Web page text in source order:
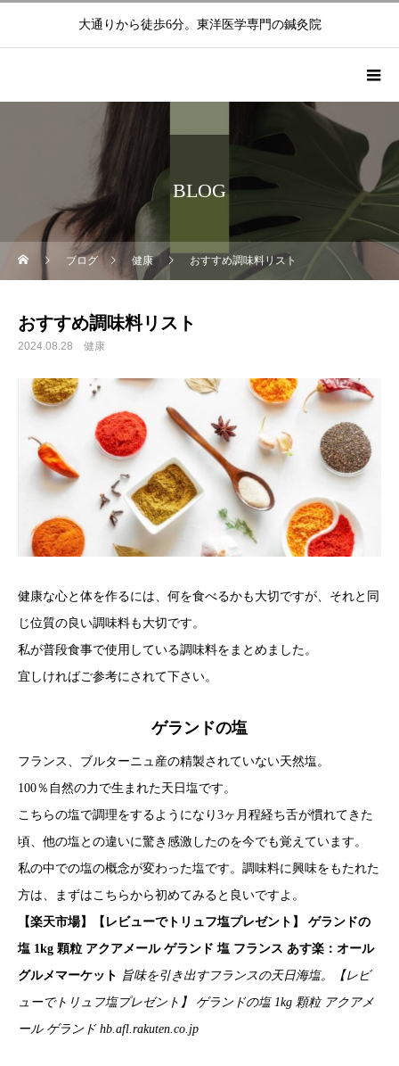
大通りから徒歩6分。東洋医学専門の鍼灸院
BLOG
ブログ 健康 おすすめ調味料リスト
おすすめ調味料リスト
2024.08.28 健康
健康な心と体を作るには、何を食べるかも大切ですが、それと同
じ位質の良い調味料も大切です。
私が普段食事で使用している調味料をまとめました。
宜しければご参考にされて下さい。
ゲランドの塩
フランス、ブルターニュ産の精製されていない天然塩。
100％自然の力で生まれた天日塩です。
こちらの塩で調理をするようになり3ヶ月程経ち舌が慣れてきた
頃、他の塩との違いに驚き感激したのを今でも覚えています。
私の中での塩の概念が変わった塩です。調味料に興味をもたれた
方は、まずはこちらから初めてみると良いですよ。
【楽天市場】【レビューでトリュフ塩プレゼント】 ゲランドの
塩 1kg 顆粒 アクアメール ゲランド 塩 フランス あす楽：オール
グルメマーケット 旨味を引き出すフランスの天日海塩。【レビ
ューでトリュフ塩プレゼント】 ゲランドの塩 1kg 顆粒 アクアメ
ール ゲランド hb.afl.rakuten.co.jp